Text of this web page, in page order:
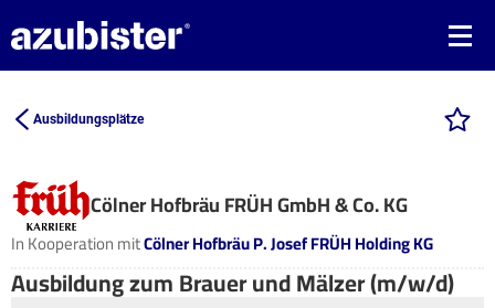
Ausbildungsplätze
Cölner Hofbräu FRÜH GmbH & Co. KG
In Kooperation mitCölner Hofbräu P. Josef FRÜH Holding KG
Ausbildung zum Brauer und Mälzer (m/w/d)